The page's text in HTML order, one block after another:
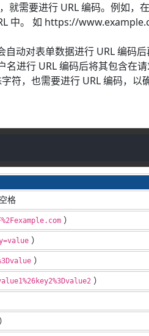
就需要进行 URL 编码。例如，
中。 如 https://
动对表单数据进行 URL 编码
进行 URL 编码后将其包含在请
符，也需要进行 URL 编码，
格
）
）
）
）